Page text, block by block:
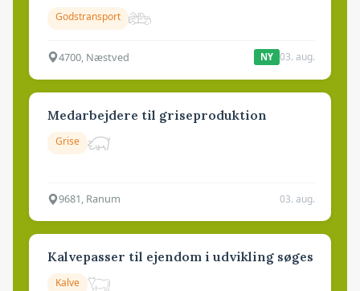
Godstransport
4700, Næstved NY 03. aug.
Medarbejdere til griseproduktion
Grise
9681, Ranum 03. aug.
Kalvepasser til ejendom i udvikling søges
Kalve